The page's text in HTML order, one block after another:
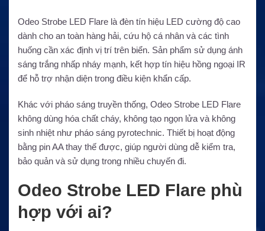
Odeo Strobe LED Flare là đèn tín hiệu LED cường độ cao
dành cho an toàn hàng hải, cứu hộ cá nhân và các tình
huống cần xác định vị trí trên biển. Sản phẩm sử dụng ánh
sáng trắng nhấp nháy mạnh, kết hợp tín hiệu hồng ngoại IR
để hỗ trợ nhận diện trong điều kiện khẩn cấp.
Khác với pháo sáng truyền thống, Odeo Strobe LED Flare
không dùng hóa chất cháy, không tạo ngọn lửa và không
sinh nhiệt như pháo sáng pyrotechnic. Thiết bị hoạt động
bằng pin AA thay thế được, giúp người dùng dễ kiểm tra,
bảo quản và sử dụng trong nhiều chuyến đi.
Odeo Strobe LED Flare phù
hợp với ai?